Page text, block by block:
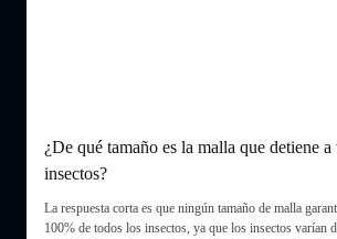
¿De qué tamaño es la malla que detiene a
insectos?
La respuesta corta es que ningún tamaño de malla
100% de todos los insectos, ya que los insectos varían